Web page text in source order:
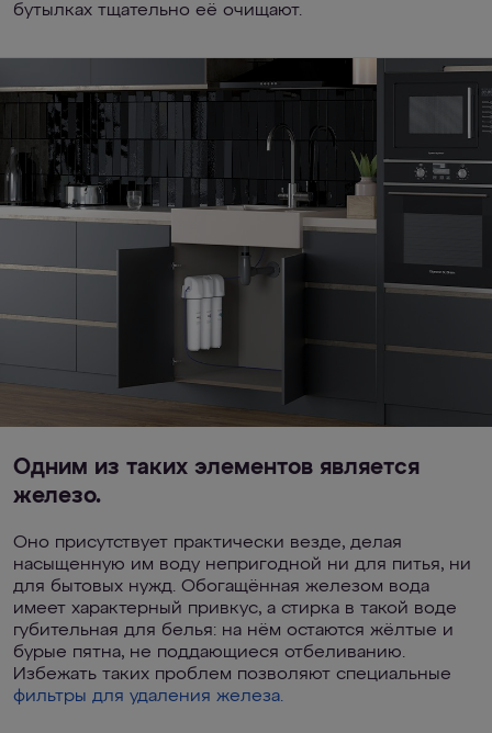
бутылках тщательно её очищают.
Одним из таких элементов является
железо.
Оно присутствует практически везде, делая
насыщенную им воду непригодной ни для питья, ни
для бытовых нужд. Обогащённая железом вода
имеет характерный привкус, а стирка в такой воде
губительная для белья: на нём остаются жёлтые и
бурые пятна, не поддающиеся отбеливанию.
Избежать таких проблем позволяют специальные
фильтры для удаления железа.